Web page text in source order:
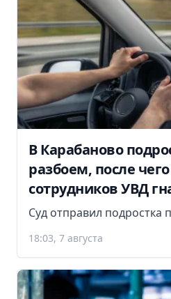
В Карабаново
разбоем, после
сотрудников УВД
Суд отправил подростка
18:03, 7 августа